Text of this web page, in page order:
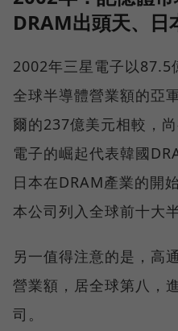
DRAM出頭天、日
2002年三星電子以87.5
全球半導體營業額的亞
爾的237億美元相較，
電子的崛起代表韓國
日本在DRAM產業的開
本公司列入全球前十大
另一值得注意的是，高
營業額，居全球第八，
司。